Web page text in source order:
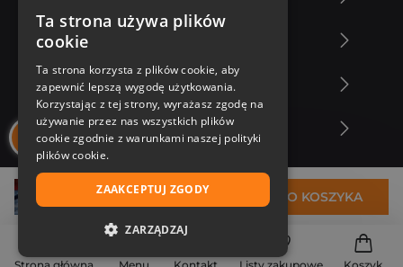
Strona główna Menu Kontakt Listy zakupowe Koszyk
105,38 zł DO KOSZYKA
Zakupy u nas
Nasza oferta
Nasi autorzy
Ta strona używa plików
cookie
Ta strona korzysta z plików cookie, aby
zapewnić lepszą wygodę użytkowania.
Korzystając z tej strony, wyrażasz zgodę na
używanie przez nas wszystkich plików
cookie zgodnie z warunkami naszej polityki
plików cookie.
ZAAKCEPTUJ ZGODY
ZARZĄDZAJ